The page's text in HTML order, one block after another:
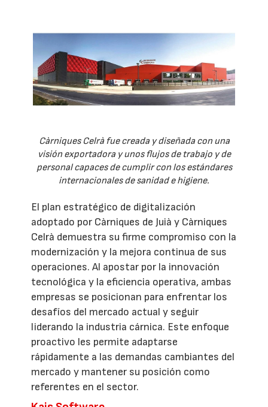
Càrniques Celrà fue creada y diseñada con una
visión exportadora y unos flujos de trabajo y de
personal capaces de cumplir con los estándares
internacionales de sanidad e higiene.
El plan estratégico de digitalización
adoptado por Càrniques de Juià y Càrniques
Celrà demuestra su firme compromiso con la
modernización y la mejora continua de sus
operaciones. Al apostar por la innovación
tecnológica y la eficiencia operativa, ambas
empresas se posicionan para enfrentar los
desafíos del mercado actual y seguir
liderando la industria cárnica. Este enfoque
proactivo les permite adaptarse
rápidamente a las demandas cambiantes del
mercado y mantener su posición como
referentes en el sector.